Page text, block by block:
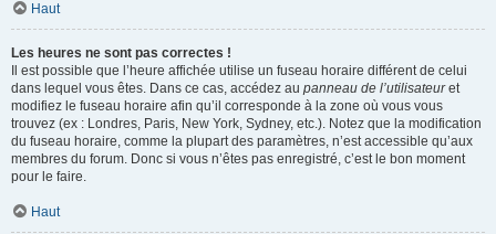
Haut
Les heures ne sont pas correctes !
Il est possible que l’heure affichée utilise un fuseau horaire différent de celui
dans lequel vous êtes. Dans ce cas, accédez au panneau de l’utilisateuret
modifiez le fuseau horaire afin qu’il corresponde à la zone où vous vous
trouvez (ex : Londres, Paris, New York, Sydney, etc.). Notez que la modification
du fuseau horaire, comme la plupart des paramètres, n’est accessible qu’aux
membres du forum. Donc si vous n’êtes pas enregistré, c’est le bon moment
pour le faire.
Haut